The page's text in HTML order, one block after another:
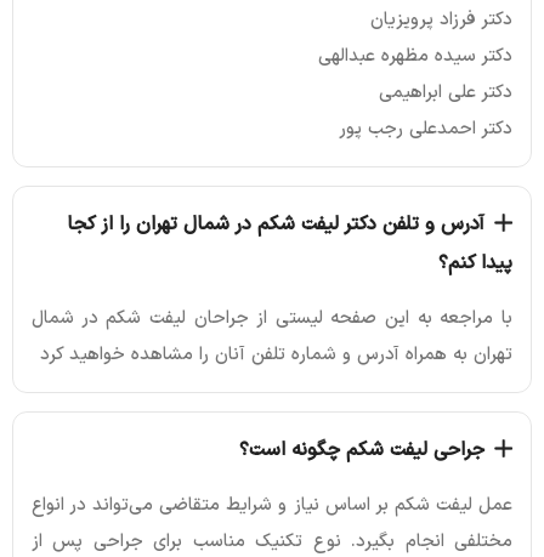
دکتر فرزاد پرویزیان
دکتر سیده مظهره عبدالهی
دکتر علی ابراهیمی
دکتر احمدعلی رجب پور
آدرس و تلفن دکتر لیفت شکم در شمال تهران را از کجا
پیدا کنم؟
با مراجعه به این صفحه لیستی از جراحان لیفت شکم در شمال
تهران به همراه آدرس و شماره تلفن آنان را مشاهده خواهید کرد
جراحی لیفت شکم چگونه است؟
عمل لیفت شکم بر اساس نیاز و شرایط متقاضی می‌تواند در انواع
مختلفی انجام بگیرد. نوع تکنیک مناسب برای جراحی پس از